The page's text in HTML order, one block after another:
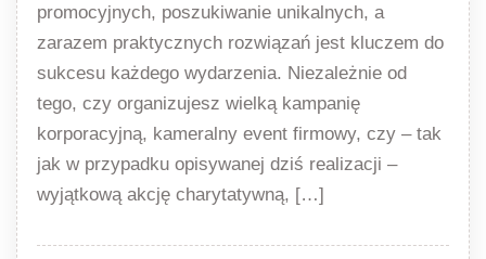
promocyjnych, poszukiwanie unikalnych, a
zarazem praktycznych rozwiązań jest kluczem do
sukcesu każdego wydarzenia. Niezależnie od
tego, czy organizujesz wielką kampanię
korporacyjną, kameralny event firmowy, czy – tak
jak w przypadku opisywanej dziś realizacji –
wyjątkową akcję charytatywną, […]